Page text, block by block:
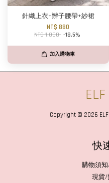
針織上衣+辮子腰帶+紗裙
NT$ 880
NT$ 1,080 -18.5%
加入購物車
Copyright © 2026
快
購物須
現貨/